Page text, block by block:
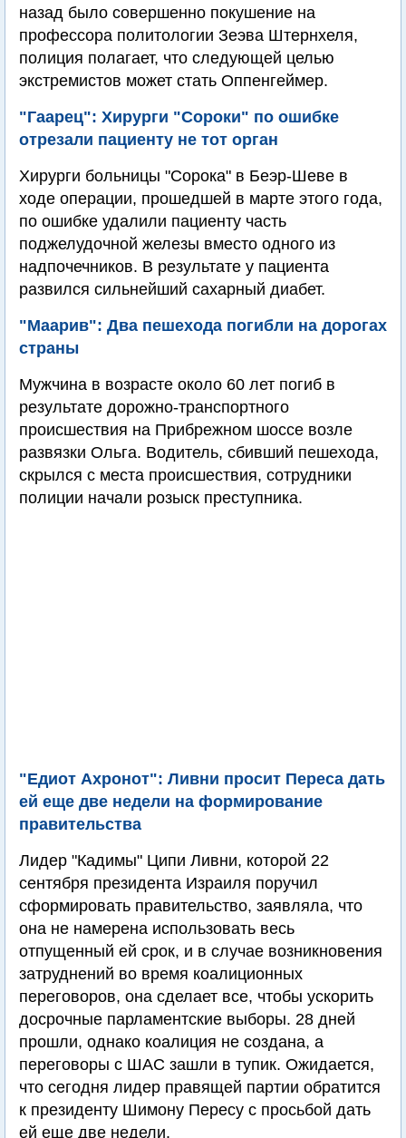
назад было совершенно покушение на
профессора политологии Зеэва Штернхеля,
полиция полагает, что следующей целью
экстремистов может стать Оппенгеймер.
"Гаарец": Хирурги "Сороки" по ошибке
отрезали пациенту не тот орган
Хирурги больницы "Сорока" в Беэр-Шеве в
ходе операции, прошедшей в марте этого года,
по ошибке удалили пациенту часть
поджелудочной железы вместо одного из
надпочечников. В результате у пациента
развился сильнейший сахарный диабет.
"Маарив": Два пешехода погибли на дорогах
страны
Мужчина в возрасте около 60 лет погиб в
результате дорожно-транспортного
происшествия на Прибрежном шоссе возле
развязки Ольга. Водитель, сбивший пешехода,
скрылся с места происшествия, сотрудники
полиции начали розыск преступника.
"Едиот Ахронот": Ливни просит Переса дать
ей еще две недели на формирование
правительства
Лидер "Кадимы" Ципи Ливни, которой 22
сентября президента Израиля поручил
сформировать правительство, заявляла, что
она не намерена использовать весь
отпущенный ей срок, и в случае возникновения
затруднений во время коалиционных
переговоров, она сделает все, чтобы ускорить
досрочные парламентские выборы. 28 дней
прошли, однако коалиция не создана, а
переговоры с ШАС зашли в тупик. Ожидается,
что сегодня лидер правящей партии обратится
к президенту Шимону Пересу с просьбой дать
ей еще две недели.